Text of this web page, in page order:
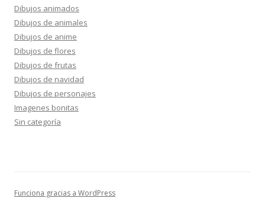
Dibujos animados
Dibujos de animales
Dibujos de anime
Dibujos de flores
Dibujos de frutas
Dibujos de navidad
Dibujos de personajes
Imagenes bonitas
Sin categoría
Funciona gracias a WordPress